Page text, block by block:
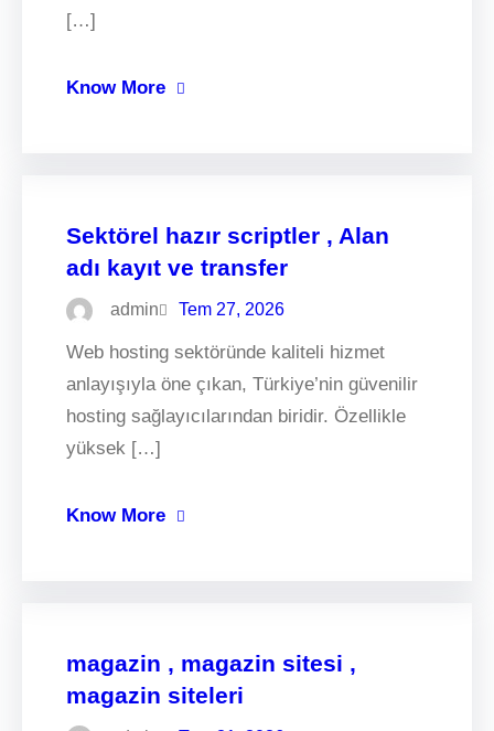
[…]
Know More
Sektörel hazır scriptler , Alan
adı kayıt ve transfer
admin Tem 27, 2026
Web hosting sektöründe kaliteli hizmet
anlayışıyla öne çıkan, Türkiye’nin güvenilir
hosting sağlayıcılarından biridir. Özellikle
yüksek […]
Know More
magazin , magazin sitesi ,
magazin siteleri